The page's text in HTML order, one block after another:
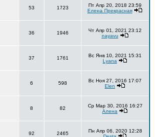
53 1723
Пт Апр 20, 2018 23:59
Елена Прекрасная
36 1946
Чт Апр 01, 2021 23:12
nayavu
37 1761
Вс Янв 10, 2021 15:31
Lyana
6 598
Вс Ноя 27, 2016 17:07
Elen
8 82
Ср Мар 30, 2016 16:27
Алена
92 2465
Пн Апр 06, 2020 12:28